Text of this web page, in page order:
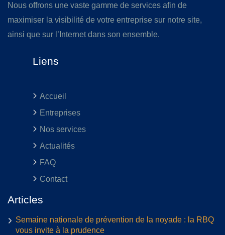
Nous offrons une vaste gamme de services afin de
maximiser la visibilité de votre entreprise sur notre site,
ainsi que sur l’Internet dans son ensemble.
Liens
Accueil
Entreprises
Nos services
Actualités
FAQ
Contact
Articles
Semaine nationale de prévention de la noyade : la RBQ
vous invite à la prudence